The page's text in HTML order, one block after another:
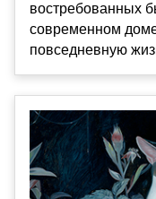
востребованных
современном
повседневную